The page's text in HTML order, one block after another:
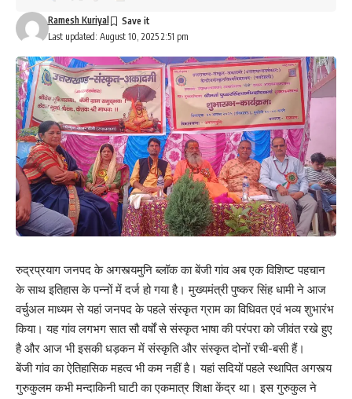
Last updated: August 10, 2025 2:51 pm
Ramesh Kuriyal
रुद्रप्रयाग जनपद के अगस्त्यमुनि ब्लॉक का बेंजी गांव अब एक विशिष्ट पहचान
के साथ इतिहास के पन्नों में दर्ज हो गया है। मुख्यमंत्री पुष्कर सिंह धामी ने आज
वर्चुअल माध्यम से यहां जनपद के पहले संस्कृत ग्राम का विधिवत एवं भव्य शुभारंभ
किया। यह गांव लगभग सात सौ वर्षों से संस्कृत भाषा की परंपरा को जीवंत रखे हुए
है और आज भी इसकी धड़कन में संस्कृति और संस्कृत दोनों रची-बसी हैं।
बेंजी गांव का ऐतिहासिक महत्व भी कम नहीं है। यहां सदियों पहले स्थापित अगस्त्य
गुरुकुलम कभी मन्दाकिनी घाटी का एकमात्र शिक्षा केंद्र था। इस गुरुकुल ने